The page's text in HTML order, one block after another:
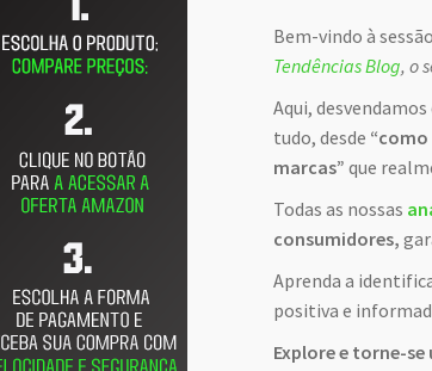
Bem-vindo à
Tendências Blog, o
Aqui,
tudo, desde
marcas” que
Todas as nossas
consumidores,
Aprenda a
positiva e
Explore e torne-